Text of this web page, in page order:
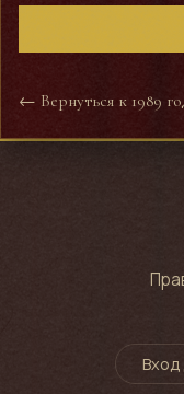
← Вернуться к 1989
Вход